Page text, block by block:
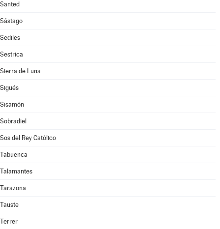
Santed
Sástago
Sediles
Sestrica
Sierra de Luna
Sigüés
Sisamón
Sobradiel
Sos del Rey Católico
Tabuenca
Talamantes
Tarazona
Tauste
Terrer